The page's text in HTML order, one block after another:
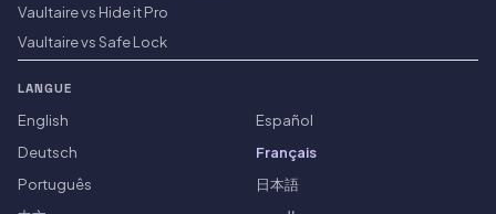
Vaultaire vs Hide it Pro
Vaultaire vs Safe Lock
LANGUE
English
Español
Deutsch
Français
Português
日本語